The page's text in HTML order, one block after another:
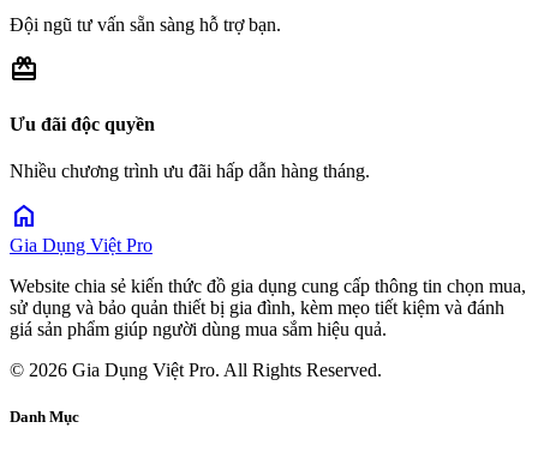
Đội ngũ tư vấn sẵn sàng hỗ trợ bạn.
redeem
Ưu đãi độc quyền
Nhiều chương trình ưu đãi hấp dẫn hàng tháng.
home
Gia Dụng Việt Pro
Website chia sẻ kiến thức đồ gia dụng cung cấp thông tin chọn mua,
sử dụng và bảo quản thiết bị gia đình, kèm mẹo tiết kiệm và đánh
giá sản phẩm giúp người dùng mua sắm hiệu quả.
© 2026 Gia Dụng Việt Pro. All Rights Reserved.
Danh Mục